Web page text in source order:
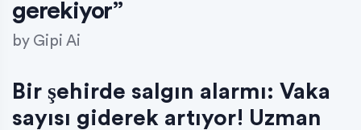
gerekiyor”
by Gipi Ai
Bir şehirde salgın alarmı: Vaka
sayısı giderek artıyor! Uzman